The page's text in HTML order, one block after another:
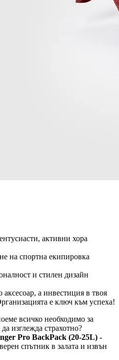
активни хора
на спортна екипировка
и стилен дизайн
а инвестиция в твоя
е ключ към успеха!
всичко необходимо за
изглежда страхотно?
Pro BackPack (20-25L) -
спътник в залата и извън